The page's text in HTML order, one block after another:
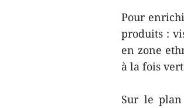
Pour
produits :
en zone
à la fois
Sur le